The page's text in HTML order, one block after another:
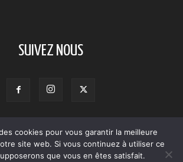
SUIVEZ NOUS
nous ? L’équipe
Annonceurs
légales
Politique de confidentialité
cookies pour vous garantir la meilleure
site web. Si vous continuez à utiliser ce
que vous en êtes satisfait.